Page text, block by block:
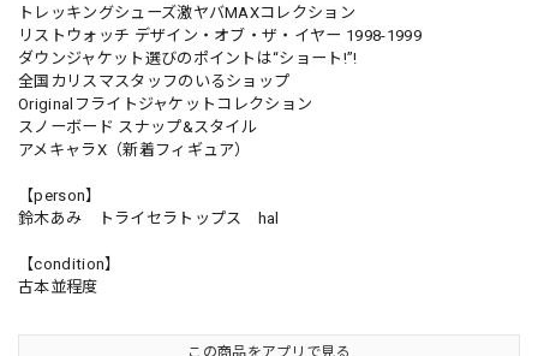
トレッキングシューズ激ヤバMAXコレクション
リストウォッチ デザイン・オブ・ザ・イヤー 1998-1999
ダウンジャケット選びのポイントは“ショート!”!
全国カリスマスタッフのいるショップ
Originalフライトジャケットコレクション
スノーボード スナップ&スタイル
アメキャラX（新着フィギュア）
【person】
鈴木あみ トライセラトップス hal
【condition】
古本並程度
この商品をアプリで見る